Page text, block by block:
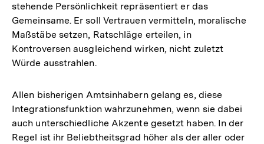
stehende Persönlichkeit repräsentiert er das
Gemeinsame. Er soll Vertrauen vermitteln, moralische
Maßstäbe setzen, Ratschläge erteilen, in
Kontroversen ausgleichend wirken, nicht zuletzt
Würde ausstrahlen.
Allen bisherigen Amtsinhabern gelang es, diese
Integrationsfunktion wahrzunehmen, wenn sie dabei
auch unterschiedliche Akzente gesetzt haben. In der
Regel ist ihr Beliebtheitsgrad höher als der aller oder